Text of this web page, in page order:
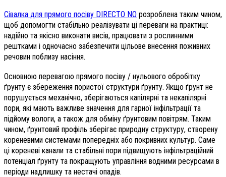
Сівалка для прямого посіву DIRECTO NO розроблена таким чином,
щоб допомогти стабільно реалізувати ці переваги на практиці:
надійно та якісно виконати висів, працювати з рослинними
рештками і одночасно забезпечити цільове внесення поживних
речовин поблизу насіння.
Основною перевагою прямого посіву / нульового обробітку
ґрунту є збереження пористої структури ґрунту. Якщо ґрунт не
порушується механічно, зберігаються капілярні та некапілярні
пори, які мають важливе значення для гарної інфільтрації та
підйому вологи, а також для обміну ґрунтовим повітрям. Таким
чином, ґрунтовий профіль зберігає природну структуру, створену
кореневими системами попередніх або покривних культур. Саме
ці кореневі канали та стабільні пори підвищують інфільтраційний
потенціал ґрунту та покращують управління водними ресурсами в
періоди надлишку та нестачі опадів.